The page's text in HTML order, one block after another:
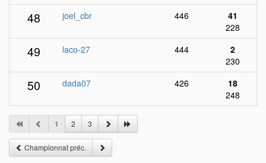
48 joel_cbr 446
41
228
49 laco-27 444
2
230
50 dada07 426
18
248
1 2 3
Championnat préc.